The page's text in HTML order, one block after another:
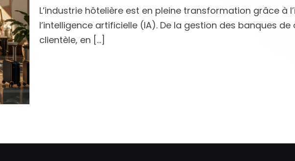
L’industrie hôtelière est en pleine transformation grâce à
l’intelligence artificielle (IA). De la gestion des banques
clientèle, en […]